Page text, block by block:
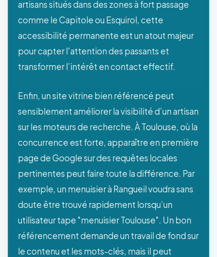
artisans situés dans des zones à fort passage
comme le Capitole ou Esquirol, cette
accessibilité permanente est un atout majeur
pour capter l'attention des passants et
transformer l’intérêt en contact effectif.
Enfin, un site vitrine bien référencé peut
sensiblement améliorer la visibilité d’un artisan
sur les moteurs de recherche. À Toulouse, où la
concurrence est forte, apparaître en première
page de Google sur des requêtes locales
pertinentes peut faire toute la différence. Par
exemple, un menuisier à Rangueil voudra sans
doute être trouvé rapidement lorsqu’un
utilisateur tape "menuisier Toulouse". Un bon
référencement demande un travail de fond sur
le contenu et les mots-clés, mais il peut